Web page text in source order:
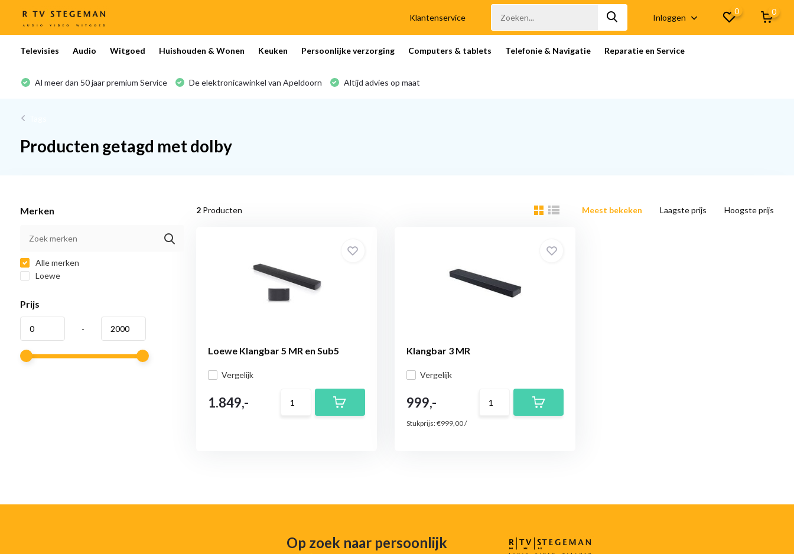
Klantenservice Inloggen
0 0
Televisies Audio Witgoed Huishouden & Wonen Keuken Persoonlijke verzorging Computers & tablets Telefonie & Navigatie Reparatie en Service
Al meer dan 50 jaar premium Service De elektronicawinkel van Apeldoorn Altijd advies op maat
Producten getagd met dolby
Merken
Alle merken
Loewe
Prijs
-
2Producten Meest bekeken Laagste prijs Hoogste prijs
Loewe Klangbar 5 MR en Sub5
Vergelijk
1.849,-
Klangbar 3 MR
Vergelijk
999,-
Stukprijs:€999,00/
Op zoek naar persoonlijk